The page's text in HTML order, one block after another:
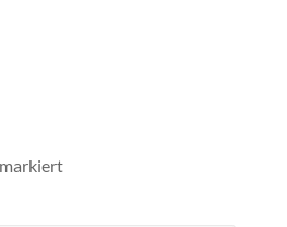
markiert